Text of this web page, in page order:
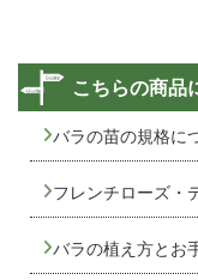
こちらの商品
バラの苗の規格に
フレンチローズ・
バラの植え方とお